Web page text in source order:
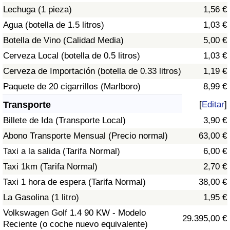
Lechuga (1 pieza)
1,56 €
Agua (botella de 1.5 litros)
1,03 €
Botella de Vino (Calidad Media)
5,00 €
Cerveza Local (botella de 0.5 litros)
1,03 €
Cerveza de Importación (botella de 0.33 litros)
1,19 €
Paquete de 20 cigarrillos (Marlboro)
8,99 €
Transporte [Editar]
Billete de Ida (Transporte Local)
3,90 €
Abono Transporte Mensual (Precio normal)
63,00 €
Taxi a la salida (Tarifa Normal)
6,00 €
Taxi 1km (Tarifa Normal)
2,70 €
Taxi 1 hora de espera (Tarifa Normal)
38,00 €
La Gasolina (1 litro)
1,95 €
Volkswagen Golf 1.4 90 KW - Modelo
Reciente (o coche nuevo equivalente)
29.395,00 €
Tráfico
Índice de Tráfico
Índice de Tráfico (Actual)
Índice de Tráfico por País